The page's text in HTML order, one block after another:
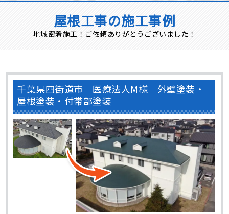
屋根工事の施工事例
地域密着施工！ご依頼ありがとうございました！
千葉県四街道市 医療法人M様 外壁塗装・
屋根塗装・付帯部塗装